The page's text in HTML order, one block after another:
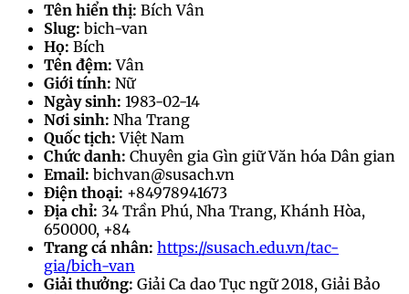
Tên hiển thị: Bích Vân
Slug: bich-van
Họ: Bích
Tên đệm: Vân
Giới tính: Nữ
Ngày sinh: 1983-02-14
Nơi sinh: Nha Trang
Quốc tịch: Việt Nam
Chức danh: Chuyên gia Gìn giữ Văn hóa Dân gian
Email: bichvan@susach.vn
Điện thoại: +84978941673
Địa chỉ: 34 Trần Phú, Nha Trang, Khánh Hòa,
650000, +84
Trang cá nhân: https://susach.edu.vn/tac-
gia/bich-van
Giải thưởng: Giải Ca dao Tục ngữ 2018, Giải Bảo